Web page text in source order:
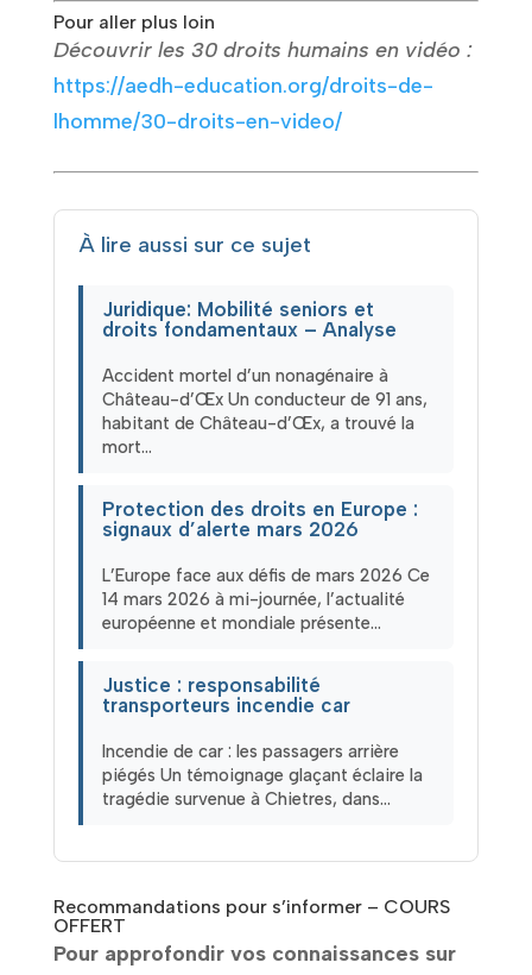
Pour aller plus loin
Découvrir les 30 droits humains en vidéo :
https://aedh-education.org/droits-de-
lhomme/30-droits-en-video/
À lire aussi sur ce sujet
Juridique: Mobilité seniors et
droits fondamentaux – Analyse
Accident mortel d’un nonagénaire à
Château-d’Œx Un conducteur de 91 ans,
habitant de Château-d’Œx, a trouvé la
mort…
Protection des droits en Europe :
signaux d’alerte mars 2026
L’Europe face aux défis de mars 2026 Ce
14 mars 2026 à mi-journée, l’actualité
européenne et mondiale présente…
Justice : responsabilité
transporteurs incendie car
Incendie de car : les passagers arrière
piégés Un témoignage glaçant éclaire la
tragédie survenue à Chietres, dans…
Recommandations pour s’informer – COURS
OFFERT
Pour approfondir vos connaissances sur